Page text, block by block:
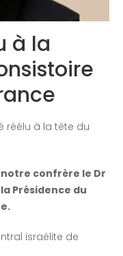
à la
réélu à la tête du
notre confrère le Dr
Présidence du
israélite de